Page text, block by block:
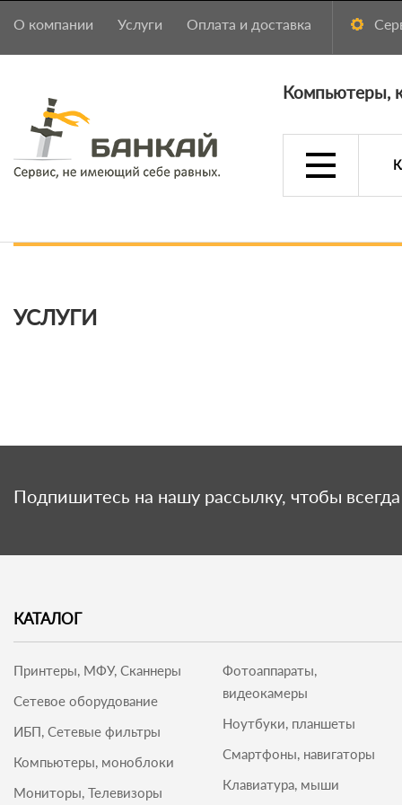
О компании Услуги Оплата и доставка
Компьютеры,
УСЛУГИ
Подпишитесь на нашу рассылку, чтобы
КАТАЛОГ
Принтеры, МФУ, Сканнеры
Сетевое оборудование
ИБП, Сетевые фильтры
Компьютеры, моноблоки
Мониторы, Телевизоры
Фотоаппараты,
видеокамеры
Ноутбуки, планшеты
Смартфоны, навигаторы
Клавиатура, мыши